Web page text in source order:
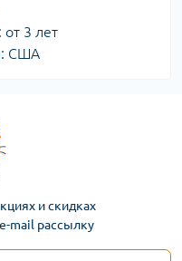
3 лет
США
и скидках
mail рассылку